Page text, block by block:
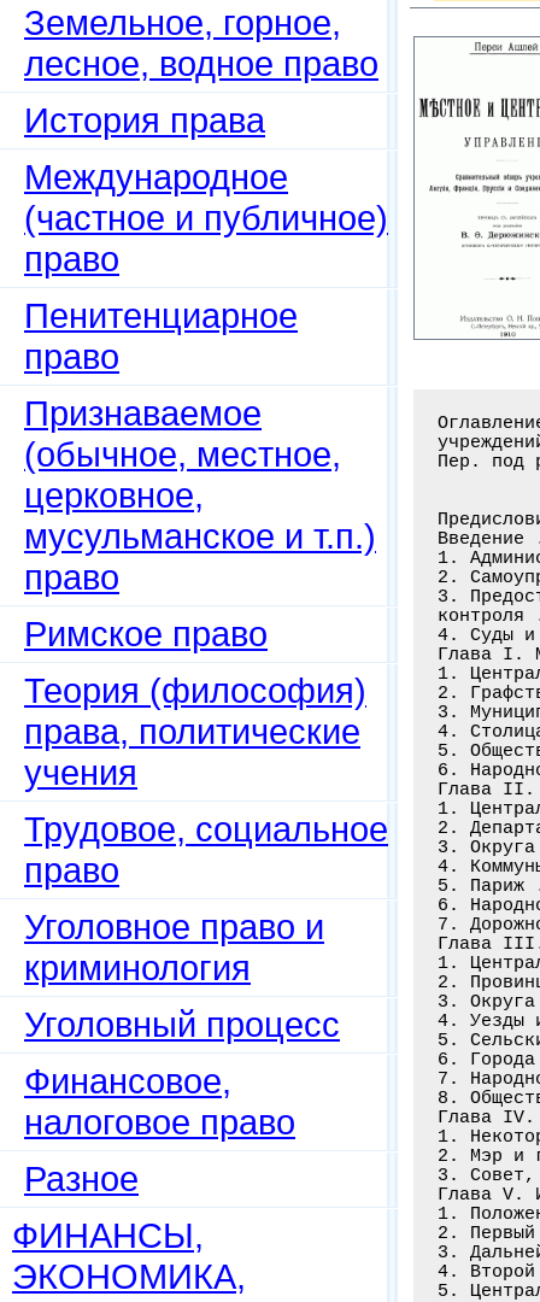
Земельное, горное,
лесное, водное право
История права
Международное
(частное и публичное)
право
Пенитенциарное
право
Признаваемое
(обычное, местное,
церковное,
мусульманское и т.п.)
право
Римское право
Теория (философия)
права, политические
учения
Трудовое, социальное
право
Уголовное право и
криминология
Уголовный процесс
Финансовое,
налоговое право
Разное
ФИНАНСЫ,
ЭКОНОМИКА,
Пер. под
1.
2.
3.
4. Суды и
Глава
1.
2.
3.
4.
5.
6.
Глава
1.
2.
3.
4.
5.
6.
7.
Глава
1.
2.
3.
4.
5.
6.
7.
8.
Глава
1.
2. Мэр и
3.
Глава
1.
2.
3.
4.
5.